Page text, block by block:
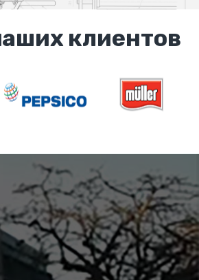
клиентов